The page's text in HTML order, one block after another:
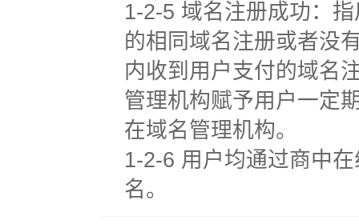
1-2-5 域名注册成功：
的相同域名注册或者没
内收到用户支付的域名
管理机构赋予用户一定
在域名管理机构。
1-2-6 用户均通过商中
名。